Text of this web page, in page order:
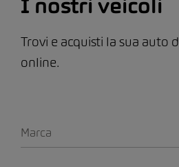
I nostri veicoli
Trovi e acquisti la sua auto
online.
Marca